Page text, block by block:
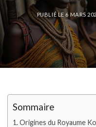
PUBLIÉ LE 6 MARS
Sommaire
Origines du Royaume